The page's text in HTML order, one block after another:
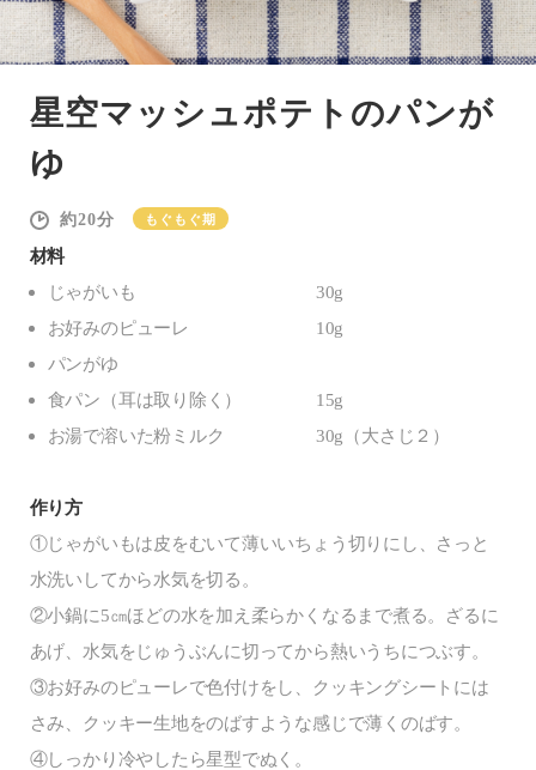
星空マッシュポテトのパンが
ゆ
20 もぐもぐ期
材料
じゃがいも 30g
お好みのピューレ 10g
パンがゆ
食パン（耳は取り除く）
15g
お湯で溶いた粉ミルク 30g（大さじ２）
作り方
①じゃがいもは皮をむいて薄いいちょう切りにし、さっと
水洗いしてから水気を切る。
②小鍋に5㎝ほどの水を加え柔らかくなるまで煮る。ざるに
あげ、水気をじゅうぶんに切ってから熱いうちにつぶす。
③お好みのピューレで色付けをし、クッキングシートには
さみ、クッキー生地をのばすような感じで薄くのばす。
④しっかり冷やしたら星型でぬく。